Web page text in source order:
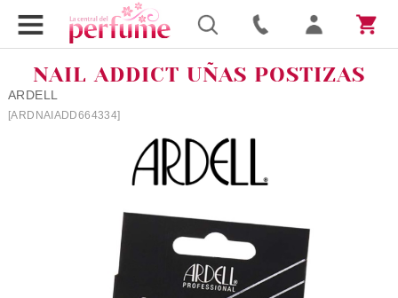
NAIL ADDICT UÑAS POSTIZAS
ARDELL
[ARDNAIADD664334]